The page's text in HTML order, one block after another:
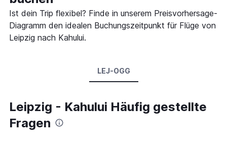
Ist dein Trip flexibel? Finde in unserem Preisvorhersage-
Diagramm den idealen Buchungszeitpunkt für Flüge von
Leipzig nach Kahului.
LEJ-OGG
Leipzig - Kahului Häufig gestellte
Fragen